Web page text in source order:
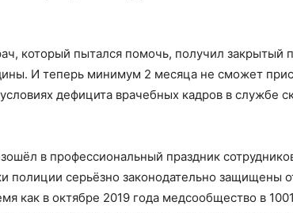
который пытался помочь, получил закрытый
И теперь минимум 2 месяца не сможет
дефицита врачебных кадров в службе
в профессиональный праздник
полиции серьёзно законодательно защищены
как в октябре 2019 года медсообщество в